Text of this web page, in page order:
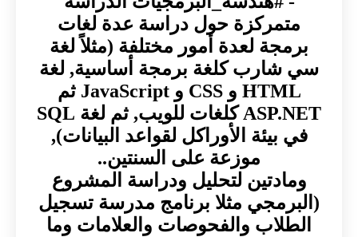
متمركزة حول دراسة عدة لغات
برمجة لعدة أمور مختلفة (مثلاً لغة
سي شارب كلغة برمجة أساسية, لغة
HTML و CSS و JavaScript ثم
ASP.NET كلغات للويب, ثم لغة SQL
في بيئة الأوراكل لقواعد البيانات),
موزعة على السنتين..
ومادتين لتحليل ودراسة المشروع
(البرمجي مثلا برنامج مدرسة تسجيل
الطلاب والفحوصات والعلامات وما